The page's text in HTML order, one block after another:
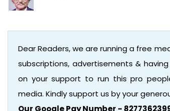
Dear Readers, we are running a free
subscriptions, advertisements &
on your support to run this pro
media. Kindly support us by your
Our Google Pay Number -